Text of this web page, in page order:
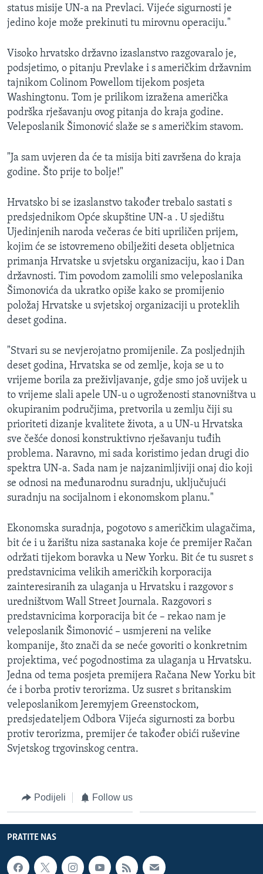
status misije UN-a na Prevlaci. Vijeće sigurnosti je
jedino koje može prekinuti tu mirovnu operaciju."
Visoko hrvatsko državno izaslanstvo razgovaralo je,
podsjetimo, o pitanju Prevlake i s američkim državnim
tajnikom Colinom Powellom tijekom posjeta
Washingtonu. Tom je prilikom izražena američka
podrška rješavanju ovog pitanja do kraja godine.
Veleposlanik Šimonović slaže se s američkim stavom.
"Ja sam uvjeren da će ta misija biti završena do kraja
godine. Što prije to bolje!"
Hrvatsko bi se izaslanstvo također trebalo sastati s
predsjednikom Opće skupštine UN-a . U sjedištu
Ujedinjenih naroda večeras će biti upriličen prijem,
kojim će se istovremeno obilježiti deseta obljetnica
primanja Hrvatske u svjetsku organizaciju, kao i Dan
državnosti. Tim povodom zamolili smo veleposlanika
Šimonovića da ukratko opiše kako se promijenio
položaj Hrvatske u svjetskoj organizaciji u proteklih
deset godina.
"Stvari su se nevjerojatno promijenile. Za posljednjih
deset godina, Hrvatska se od zemlje, koja se u to
vrijeme borila za preživljavanje, gdje smo još uvijek u
to vrijeme slali apele UN-u o ugroženosti stanovništva u
okupiranim područjima, pretvorila u zemlju čiji su
prioriteti dizanje kvalitete života, a u UN-u Hrvatska
sve češće donosi konstruktivno rješavanju tuđih
problema. Naravno, mi sada koristimo jedan drugi dio
spektra UN-a. Sada nam je najzanimljiviji onaj dio koji
se odnosi na međunarodnu suradnju, uključujući
suradnju na socijalnom i ekonomskom planu."
Ekonomska suradnja, pogotovo s američkim ulagačima,
bit će i u žarištu niza sastanaka koje će premijer Račan
održati tijekom boravka u New Yorku. Bit će tu susret s
predstavnicima velikih američkih korporacija
zainteresiranih za ulaganja u Hrvatsku i razgovor s
uredništvom Wall Street Journala. Razgovori s
predstavnicima korporacija bit će – rekao nam je
veleposlanik Šimonović – usmjereni na velike
kompanije, što znači da se neće govoriti o konkretnim
projektima, već pogodnostima za ulaganja u Hrvatsku.
Jedna od tema posjeta premijera Račana New Yorku bit
će i borba protiv terorizma. Uz susret s britanskim
veleposlanikom Jeremyjem Greenstockom,
predsjedateljem Odbora Vijeća sigurnosti za borbu
protiv terorizma, premijer će također obići ruševine
Svjetskog trgovinskog centra.
Podijeli Follow us
PRATITE NAS